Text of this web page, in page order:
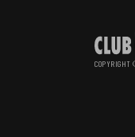
COPYRIGHT